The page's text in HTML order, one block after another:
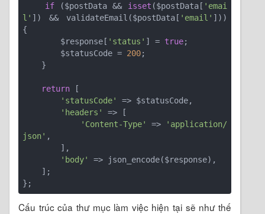
if ($postData && isset ($postData[ 'emai
l' ]) && validateEmail($postData[ 'email' ]))
{
        $response[
'status' ] = true;
        $statusCode =
200;
return [
'statusCode'
=> $statusCode,
'headers'
=> [
'Content-Type'
=>
'application/
json' ,
'body'
=> json_encode($response),
Cấu trúc của thư mục làm việc hiện tại sẽ như thế